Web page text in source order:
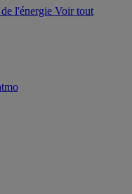
l'énergie Voir tout